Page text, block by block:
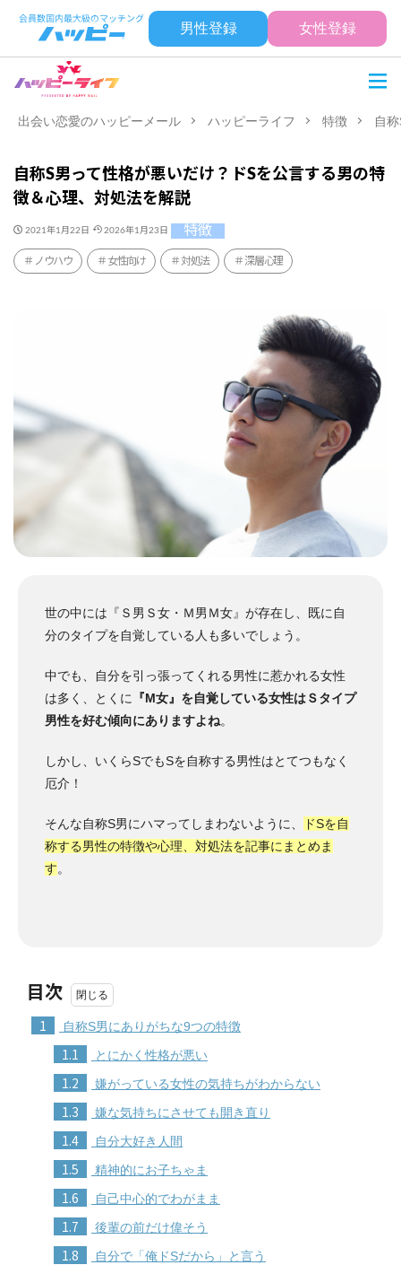
男性登録 女性登録
出会い恋愛のハッピーメール ハッピーライフ 特徴 自
自称S男って性格が悪いだけ？ドSを公言する男の特
徴＆心理、対処法を解説
2021年1月22日 2026年1月23日 特徴
ノウハウ 女性向け 対処法 深層心理
世の中には『Ｓ男Ｓ女・Ｍ男Ｍ女』が存在し、既に自
分のタイプを自覚している人も多いでしょう。
中でも、自分を引っ張ってくれる男性に惹かれる女性
は多く、とくに
『M女』を自覚している女性はＳタイプ
男性を好む傾向にありますよね。
しかし、いくらSでもSを自称する男性はとてつもなく
厄介！
そんな自称S男にハマってしまわないように、
ドSを自
称する男性の特徴や心理、対処法を記事にまとめま
す。
目次
1 自称S男にありがちな9つの特徴
1.1 とにかく性格が悪い
1.2 嫌がっている女性の気持ちがわからない
1.3 嫌な気持ちにさせても開き直り
1.4 自分大好き人間
1.5 精神的にお子ちゃま
1.6 自己中心的でわがまま
1.7 後輩の前だけ偉そう
1.8 自分で「俺ドSだから」と言う